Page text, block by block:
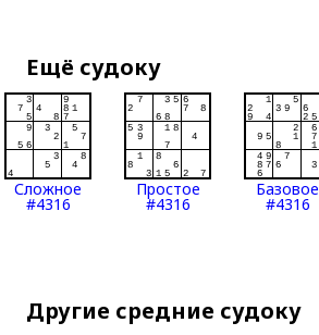
Ещё судоку
Сложное
#4316
Простое
#4316
Базовое
#4316
Другие средние судоку